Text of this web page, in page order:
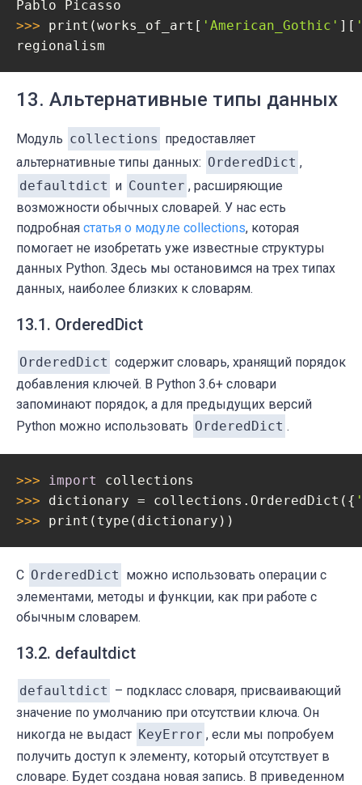
>>> print(works_of_art[ 'American_Gothic' ][
regionalism
13. Альтернативные типы данных
Модуль collections предоставляет
альтернативные типы данных: OrderedDict ,
defaultdict и Counter , расширяющие
возможности обычных словарей. У нас есть
подробная статья о модуле collections, которая
помогает не изобретать уже известные структуры
данных Python. Здесь мы остановимся на трех типах
данных, наиболее близких к словарям.
13.1. OrderedDict
OrderedDict содержит словарь, хранящий порядок
добавления ключей. В Python 3.6+ словари
запоминают порядок, а для предыдущих версий
Python можно использовать OrderedDict .
>>> import
>>> dictionary = collections.OrderedDict({
>>>
С OrderedDict можно использовать операции с
элементами, методы и функции, как при работе с
обычным словарем.
13.2. defaultdict
defaultdict – подкласс словаря, присваивающий
значение по умолчанию при отсутствии ключа. Он
никогда не выдаст KeyError , если мы попробуем
получить доступ к элементу, который отсутствует в
словаре. Будет создана новая запись. В приведенном